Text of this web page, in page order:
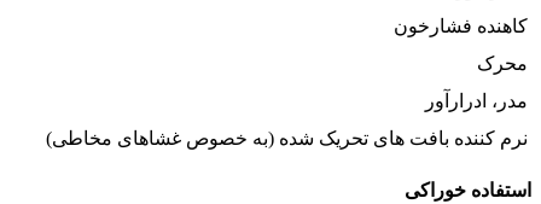
کاهنده فشارخون
محرک
مدر، ادرارآور
نرم کننده بافت های تحریک شده (به خصوص غشاهای مخاطی)
استفاده خوراکی